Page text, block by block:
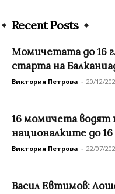
Recent Posts
Момичетата до 16
старта на
Виктория Петрова - 20/12/
16 момичета водят
националките до
Виктория Петрова - 22/07/
Васил Евтимов: